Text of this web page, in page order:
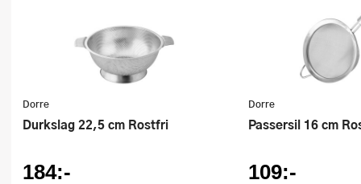
Dorre
Durkslag 22,5 cm Rostfri
184:-
Dorre
Passersil 16 cm
109:-